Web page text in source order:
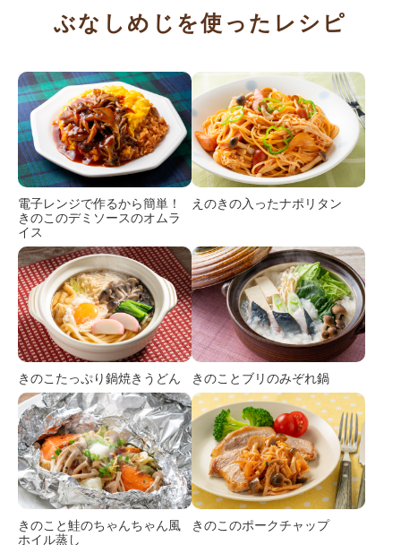
ぶなしめじを使ったレシピ
電子レンジで作るから簡単！
きのこのデミソースのオムラ
イス
えのきの入ったナポリタン
きのこたっぷり鍋焼きうどん きのことブリのみぞれ鍋
きのこと鮭のちゃんちゃん風
ホイル蒸し
きのこのポークチャップ